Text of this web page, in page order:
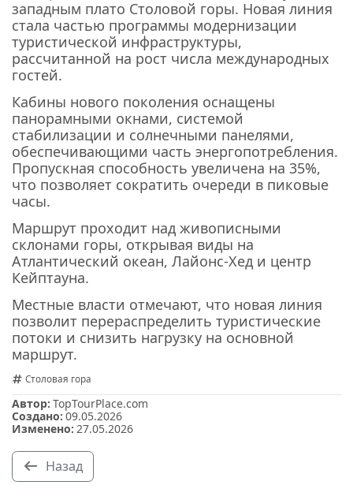
западным плато Столовой горы. Новая линия
стала частью программы модернизации
туристической инфраструктуры,
рассчитанной на рост числа международных
гостей.
Кабины нового поколения оснащены
панорамными окнами, системой
стабилизации и солнечными панелями,
обеспечивающими часть энергопотребления.
Пропускная способность увеличена на 35%,
что позволяет сократить очереди в пиковые
часы.
Маршрут проходит над живописными
склонами горы, открывая виды на
Атлантический океан, Лайонс‑Хед и центр
Кейптауна.
Местные власти отмечают, что новая линия
позволит перераспределить туристические
потоки и снизить нагрузку на основной
маршрут.
Столовая гора
Автор: TopTourPlace.com
Создано: 09.05.2026
Изменено: 27.05.2026
Назад